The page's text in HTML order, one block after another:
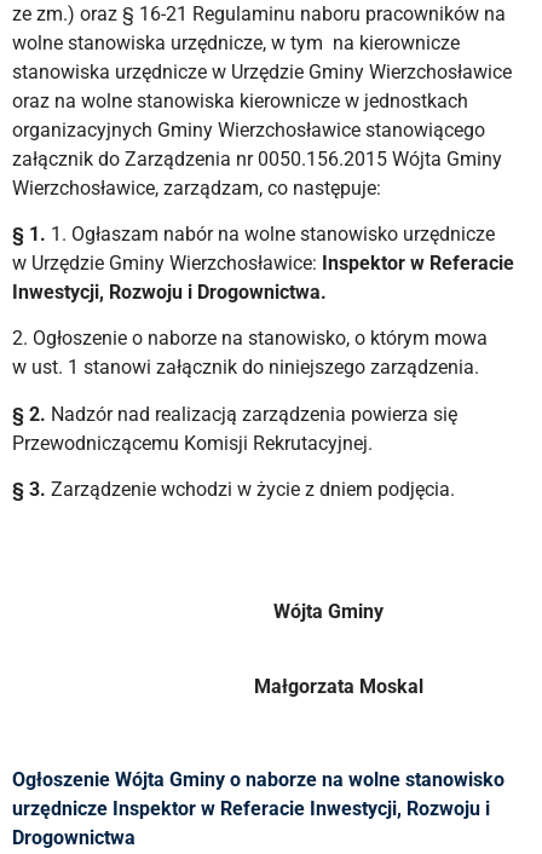
ze zm.) oraz § 16-21 Regulaminu naboru pracowników na
wolne stanowiska urzędnicze, w tym na kierownicze
stanowiska urzędnicze w Urzędzie Gminy Wierzchosławice
oraz na wolne stanowiska kierownicze w jednostkach
organizacyjnych Gminy Wierzchosławice stanowiącego
załącznik do Zarządzenia nr 0050.156.2015 Wójta Gminy
Wierzchosławice, zarządzam, co następuje:
§ 1. 1. Ogłaszam nabór na wolne stanowisko urzędnicze
w Urzędzie Gminy Wierzchosławice: Inspektor w Referacie
Inwestycji, Rozwoju i Drogownictwa.
2. Ogłoszenie o naborze na stanowisko, o którym mowa
w ust. 1 stanowi załącznik do niniejszego zarządzenia.
§ 2. Nadzór nad realizacją zarządzenia powierza się
Przewodniczącemu Komisji Rekrutacyjnej.
§ 3. Zarządzenie wchodzi w życie z dniem podjęcia.
Wójta Gminy
Małgorzata Moskal
Ogłoszenie Wójta Gminy o naborze na wolne stanowisko
urzędnicze Inspektor w Referacie Inwestycji, Rozwoju i
Drogownictwa